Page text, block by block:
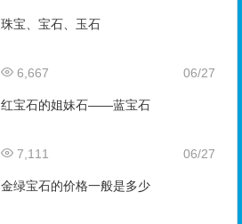
珠宝、宝石、玉石
06/27
6,667
红宝石的姐妹石——蓝宝石
06/27
7,111
金绿宝石的价格一般是多少